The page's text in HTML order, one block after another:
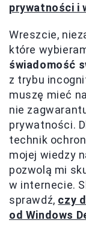
prywatności i
Wreszcie,
które
świadomość
z trybu
muszę mieć
nie
prywatności.
technik
mojej wiedzy
pozwolą mi
w internecie.
sprawdź, czy
od Windows